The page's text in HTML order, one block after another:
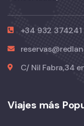
+34 932 374241
C/ Nil Fabra,34
Viajes más